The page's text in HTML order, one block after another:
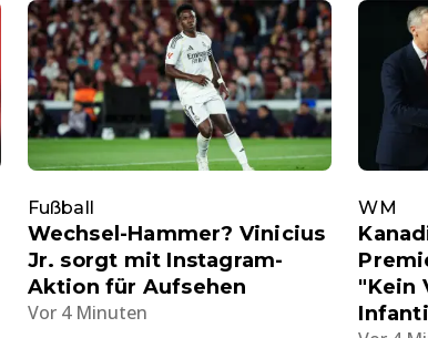
Fußball
Wechsel-Hammer? Vinicius
Jr. sorgt mit Instagram-
Aktion für Aufsehen
Vor 4 Minuten
WM
"Kein